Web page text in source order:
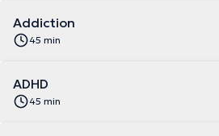
Addiction
45 min
ADHD
45 min